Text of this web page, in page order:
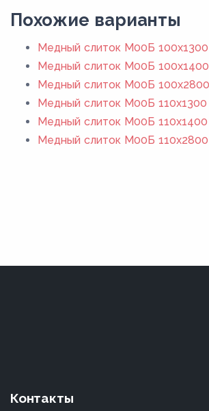
Похожие варианты
Медный слиток М00Б
Медный слиток М00Б
Медный слиток М00Б
Медный слиток М00Б
Медный слиток М00Б
Медный слиток М00Б
Контакты